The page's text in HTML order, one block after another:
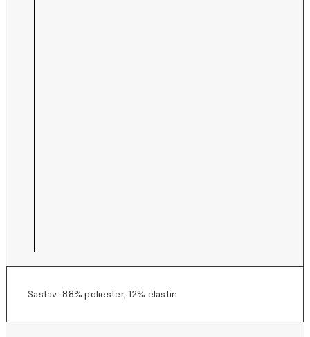
Sastav: 88% poliester, 12% elastin